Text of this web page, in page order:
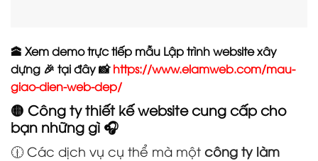
🕋 Xem demo trực tiếp mẫu Lập trình website xây
dựng 🎉 tại đây 📸https://www.elamweb.com/mau-
giao-dien-web-dep/
🟡 Công ty thiết kế website cung cấp cho
bạn những gì 🎧
🕧 Các dịch vụ cụ thể mà một công ty làm